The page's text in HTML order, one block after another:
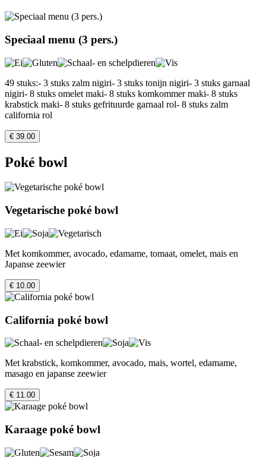
Speciaal menu (3 pers.)
49 stuks:- 3 stuks zalm nigiri- 3 stuks tonijn nigiri- 3 stuks garnaal
nigiri- 8 stuks omelet maki- 8 stuks komkommer maki- 8 stuks
krabstick maki- 8 stuks gefrituurde garnaal rol- 8 stuks zalm
california rol
€ 39.00
Poké bowl
Vegetarische poké bowl
Met komkommer, avocado, edamame, tomaat, omelet, mais en
Japanse zeewier
€ 10.00
California poké bowl
Met krabstick, komkommer, avocado, mais, wortel, edamame,
masago en japanse zeewier
€ 11.00
Karaage poké bowl